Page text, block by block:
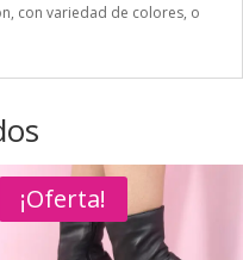
con variedad de colores, o
¡Oferta!